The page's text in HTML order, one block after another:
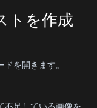
トを作成
を開きます。
不足している画像を